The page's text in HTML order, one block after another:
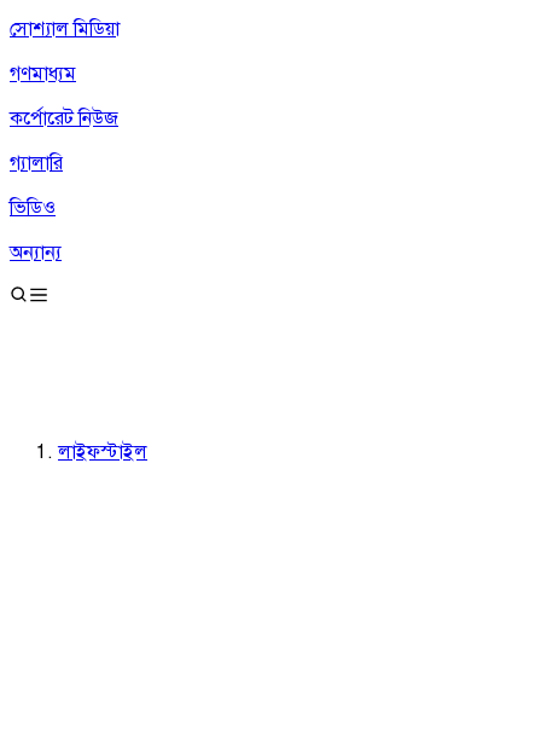
সোশ্যাল মিডিয়া
গণমাধ্যম
কর্পোরেট নিউজ
গ্যালারি
ভিডিও
অন্যান্য
লাইফস্টাইল